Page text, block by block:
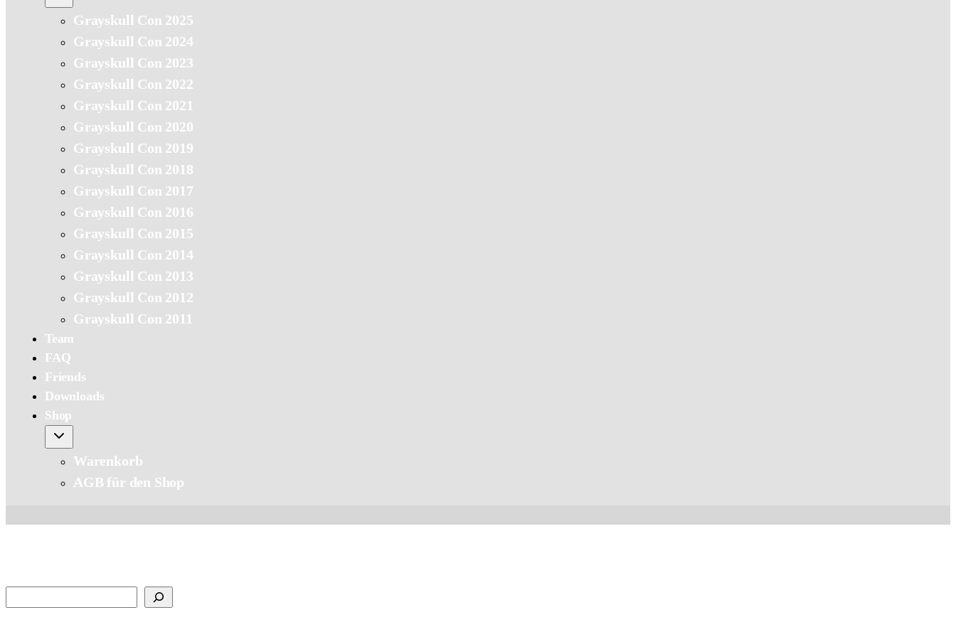
Grayskull Con 2025
Grayskull Con 2024
Grayskull Con 2023
Grayskull Con 2022
Grayskull Con 2021
Grayskull Con 2020
Grayskull Con 2019
Grayskull Con 2018
Grayskull Con 2017
Grayskull Con 2016
Grayskull Con 2015
Grayskull Con 2014
Grayskull Con 2013
Grayskull Con 2012
Grayskull Con 2011
Team
FAQ
Friends
Downloads
Shop
Warenkorb
AGB für den Shop